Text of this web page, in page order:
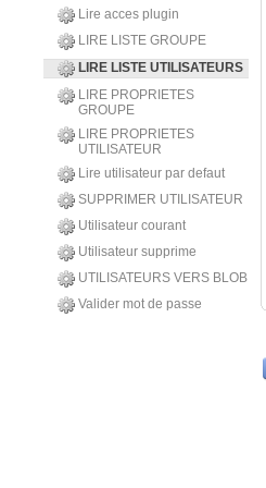
Lire acces plugin
LIRE LISTE GROUPE
LIRE LISTE UTILISATEURS
LIRE PROPRIETES
GROUPE
LIRE PROPRIETES
UTILISATEUR
Lire utilisateur par defaut
SUPPRIMER UTILISATEUR
Utilisateur courant
Utilisateur supprime
UTILISATEURS VERS BLOB
Valider mot de passe